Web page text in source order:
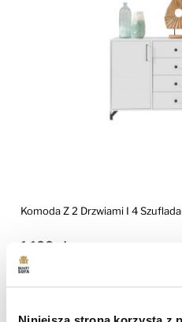
Komoda Z 2 Drzwiami I 4
1 199 zł
Czas dostawy: 15 dni roboczych